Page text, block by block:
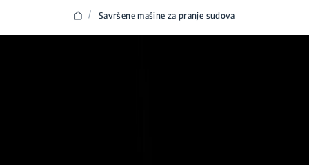
/ Savršene mašine za pranje sudova